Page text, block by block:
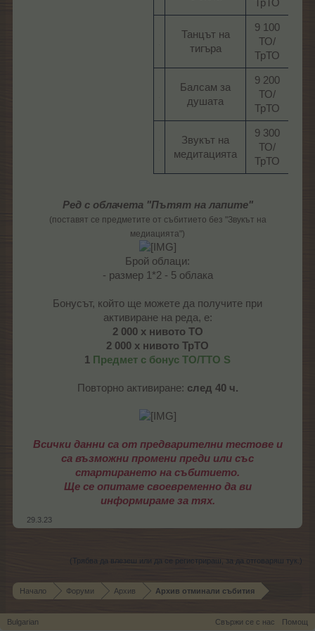
ТрТО​
Танцът на
тигъра​
9 100
ТО/
ТрТО​
Балсам за
душата​
9 200
ТО/
ТрТО​
Звукът на
медитацията​
9 300
ТО/
ТрТО​
Ред с облачета "Пътят на лапите"
(поставят се предметите от събитието без "Звукът на
медиацията")
Брой облаци:
- размер 1*2 - 5 облака
Бонусът, който ще можете да получите при
активиране на реда, е:
2 000 х нивото ТО
2 000 х нивото ТрТО
1 Предмет с бонус ТО/ТТО S
Повторно активиране: след 40 ч.
Всички данни са от предварителни тестове и
са възможни промени преди или със
стартирането на събитието.
Ще се опитаме своевременно да ви
информираме за тях.
29.3.23
(Трябва да влезеш или да се регистрираш, за да отговаряш тук.)
Начало Форуми Архив Архив отминали събития
Bulgarian Свържи се с нас Помощ